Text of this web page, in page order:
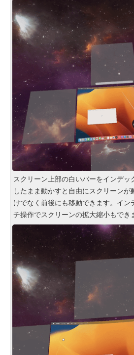
スクリーン上部の白いバーをインデッ
したまま動かすと自由にスクリーンが
けでなく前後にも移動できます。イン
チ操作でスクリーンの拡大縮小もでき